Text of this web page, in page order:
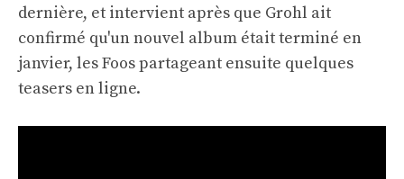
dernière, et intervient après que Grohl ait
confirmé qu'un nouvel album était terminé en
janvier, les Foos partageant ensuite quelques
teasers en ligne.